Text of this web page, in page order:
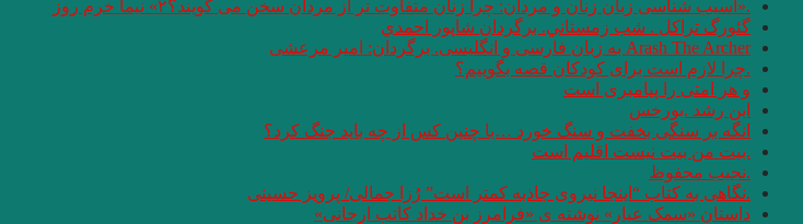
.«آسیب شناسی زبان زنان و مردان: چرا زنان متفاوت تر از مردان سخن می گویند؟۲» نیما خرم روز
گئورگ تراكل . شب زمستاني. برگردان شاپور احمدي
Arash The Archer به زبان فارسی و انگلیسی. برگردان: امیر مرعشی
.چرا لازم است برای کودکان قصه بگوییم؟
و هر امتى را پيامبرى است
ابن رشد .بورخس
انگه بر سنگی بخفت و سنگ خورد …با چنین کس از چه باید جنگ کرد؟
.بیت من بیت نیست اقلیم است
.نجیب محفوظ
.نگاهی به کتاب “اینجا نیروی جاذبه کمتر است” رُزا جمالی/ پرویز حسینی
داستان «سمک عیار» نوشته ی «فرامرز بن خداد کاتب ارجانی»